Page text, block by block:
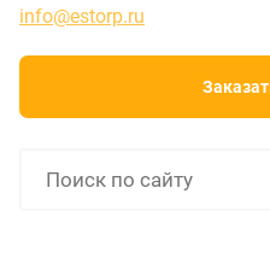
info@estorp.ru